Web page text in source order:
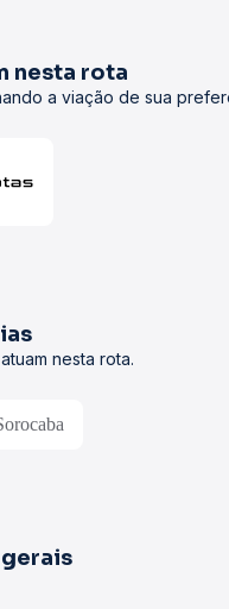
nesta rota
a viação de sua
nesta rota.